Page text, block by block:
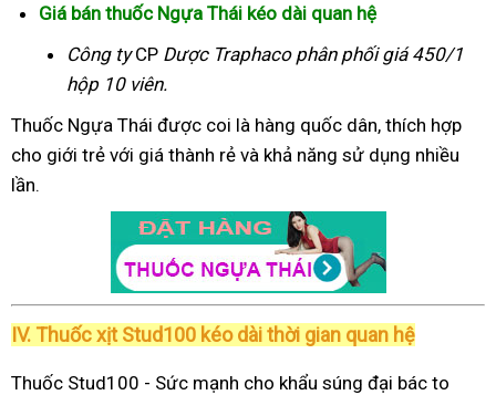
Giá bán thuốc Ngựa Thái kéo dài quan hệ
Công tyCP Dược Traphacophân phối giá 450/1
hộp 10 viên.
Thuốc Ngựa Thái được coi là hàng quốc dân, thích hợp
cho giới trẻ với giá thành rẻ và khả năng sử dụng nhiều
lần.
IV. Thuốc xịt Stud100 kéo dài thời gian quan hệ
Thuốc Stud100 - Sức mạnh cho khẩu súng đại bác to